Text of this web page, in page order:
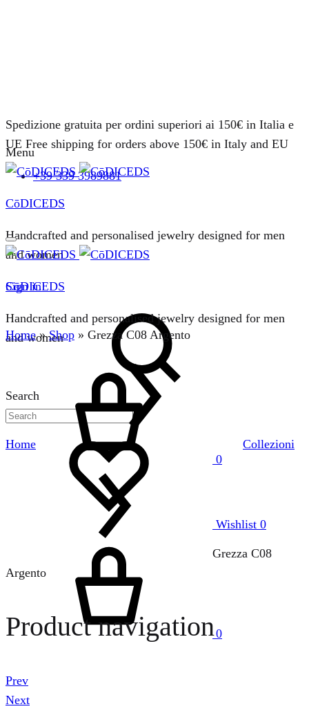
Spedizione gratuita per ordini superiori ai 150€ in Italia e
UE Free shipping for orders above 150€ in Italy and EU
+39 339 3989881
Menu
CōDICEDS
Handcrafted and personalised jewelry designed for men
and women
Sign in
Search
Wishlist 0
0
CōDICEDS
Handcrafted and personalised jewelry designed for men
and women
0
Home»Shop » Grezza C08 Argento
Home Collezioni
Grezza C08
Argento
Product navigation
Prev
Next